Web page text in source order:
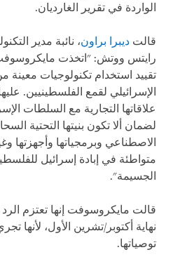
الواردة في تقرير الغارديان.
قالت ديبرا براون، نائبة مدير
رايتس ووتش: "اتخذت
تقييد استخدام تكنولوجيات
الإسرائيلي لقمع الفلسطينيين.
علاقاتها التجارية مع السلطات
لضمان ألا تكون بنيتها التحتية
الاصطناعي وبرمجياتها وأجهزتها
متواطئة في إبادة إسرائيل
الجسيمة".
قالت مايكروسوفت إنها تعتزم
نهاية أكتوبر/تشرين الأول، لأنها
توصياتها.